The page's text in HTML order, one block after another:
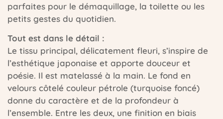
parfaites pour le démaquillage, la toilette ou les
petits gestes du quotidien.
Tout est dans le détail :
Le tissu principal, délicatement fleuri, s’inspire de
l’esthétique japonaise et apporte douceur et
poésie. Il est matelassé à la main. Le fond en
velours côtelé couleur pétrole (turquoise foncé)
donne du caractère et de la profondeur à
l’ensemble. Entre les deux, une finition en biais